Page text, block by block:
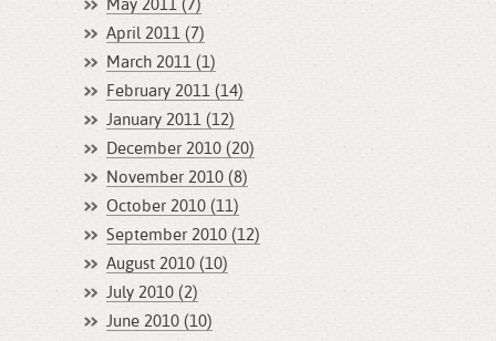
May 2011 (7)
April 2011 (7)
March 2011 (1)
February 2011 (14)
January 2011 (12)
December 2010 (20)
November 2010 (8)
October 2010 (11)
September 2010 (12)
August 2010 (10)
July 2010 (2)
June 2010 (10)